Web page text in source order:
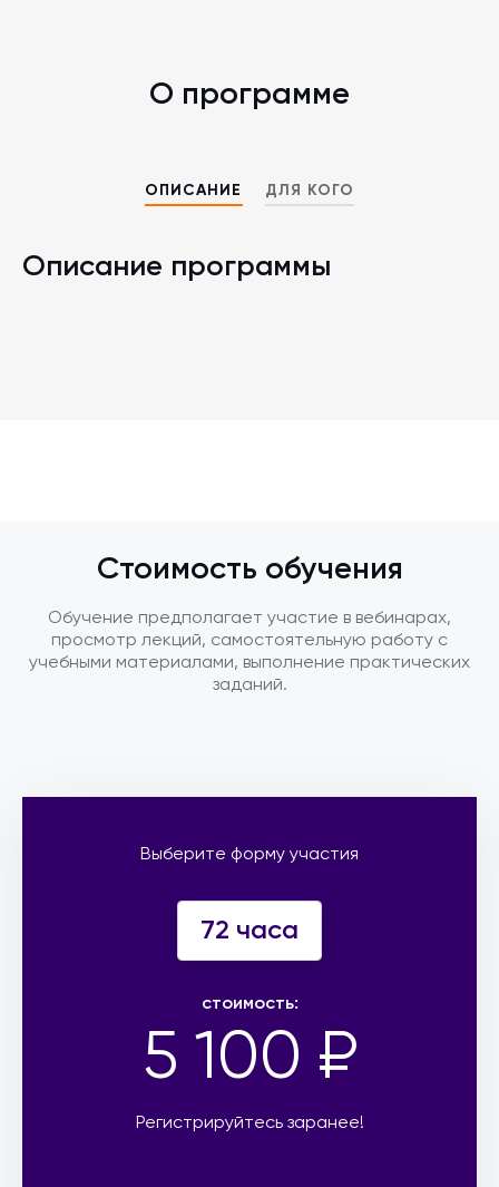
О программе
ОПИСАНИЕ ДЛЯ КОГО
Описание программы
Стоимость обучения
Обучение предполагает участие в вебинарах,
просмотр лекций, самостоятельную работу с
учебными материалами, выполнение практических
заданий.
Выберите форму участия
72 часа
стоимость:
5 100 ₽
Регистрируйтесь заранее!